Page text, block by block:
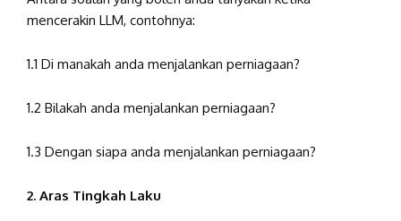
mencerakin LLM, contohnya:
1.1 Di manakah anda menjalankan perniagaan?
1.2 Bilakah anda menjalankan perniagaan?
1.3 Dengan siapa anda menjalankan perniagaan?
2. Aras Tingkah Laku